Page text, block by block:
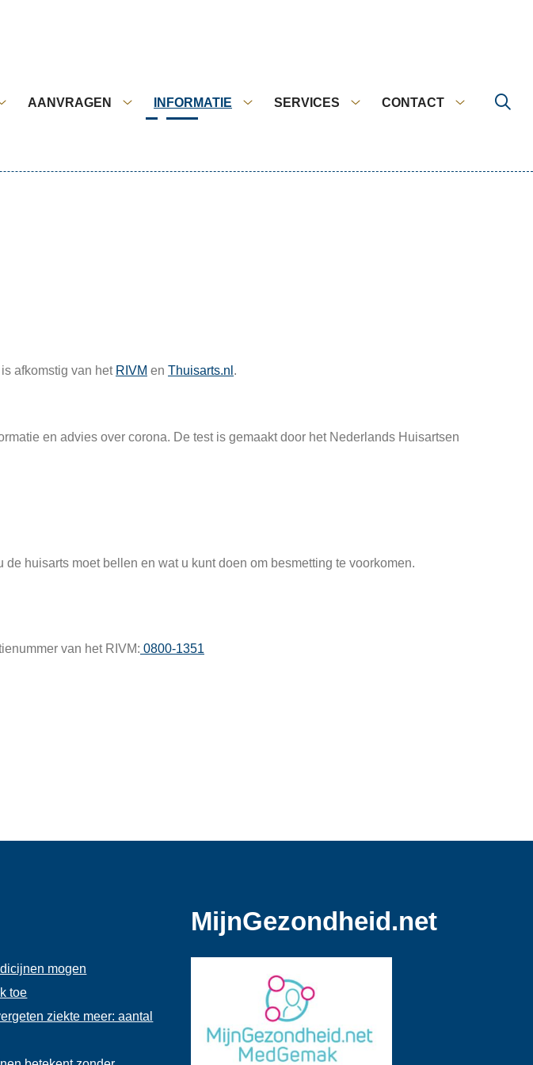
AANVRAGEN
Aanvragen
INFORMATIE
SERVICES
CONTACT
afkomstig van het RIVM en Thuisarts.nl .
en advies over corona. De test is gemaakt door het Nederlands Huisartsen
huisarts moet bellen en wat u kunt doen om besmetting te voorkomen.
van het RIVM: 0800-1351
mogen
toe
ziekte meer: aantal
MijnGezondheid.net